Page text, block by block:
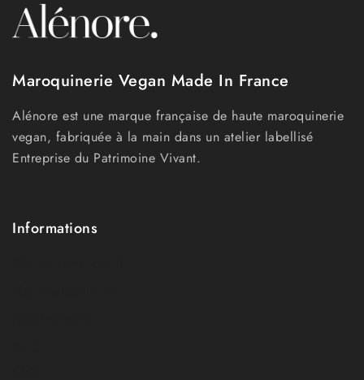
Maroquinerie Vegan Made In France
Alénore est une marque française de haute maroquinerie
vegan, fabriquée à la main dans un atelier labellisé
Entreprise du Patrimoine Vivant.
Informations